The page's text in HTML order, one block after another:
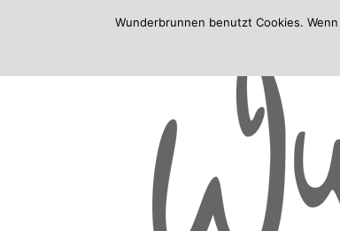
Wunderbrunnen benutzt Cookies.